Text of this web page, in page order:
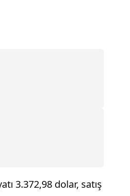
3.372,98 dolar, satış